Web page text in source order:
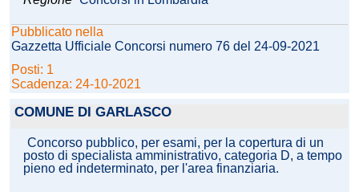
Pubblicato nella
Gazzetta Ufficiale Concorsi numero 76 del 24-09-2021
Posti: 1
Scadenza: 24-10-2021
COMUNE DI GARLASCO
Concorso pubblico, per esami, per la copertura di un
posto di specialista amministrativo, categoria D, a tempo
pieno ed indeterminato, per l'area finanziaria.